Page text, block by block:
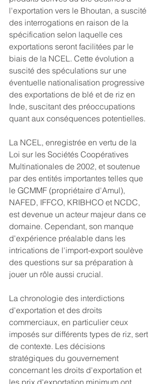
l'exportation vers le Bhoutan, a suscité
des interrogations en raison de la
spécification selon laquelle ces
exportations seront facilitées par le
biais de la NCEL. Cette évolution a
suscité des spéculations sur une
éventuelle nationalisation progressive
des exportations de blé et de riz en
Inde, suscitant des préoccupations
quant aux conséquences potentielles.
La NCEL, enregistrée en vertu de la
Loi sur les Sociétés Coopératives
Multinationales de 2002, et soutenue
par des entités importantes telles que
le GCMMF (propriétaire d'Amul),
NAFED, IFFCO, KRIBHCO et NCDC,
est devenue un acteur majeur dans ce
domaine. Cependant, son manque
d'expérience préalable dans les
intrications de l'import-export soulève
des questions sur sa préparation à
jouer un rôle aussi crucial.
La chronologie des interdictions
d'exportation et des droits
commerciaux, en particulier ceux
imposés sur différents types de riz, sert
de contexte. Les décisions
stratégiques du gouvernement
concernant les droits d'exportation et
les prix d'exportation minimum ont